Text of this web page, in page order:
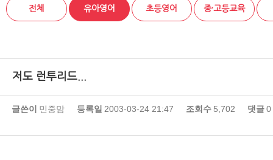
전체 유아영어 초등영어 중·고등교육
저도 런투리드...
글쓴이 민중맘 등록일 2003-03-24 21:47 조회수 5,702 댓글0